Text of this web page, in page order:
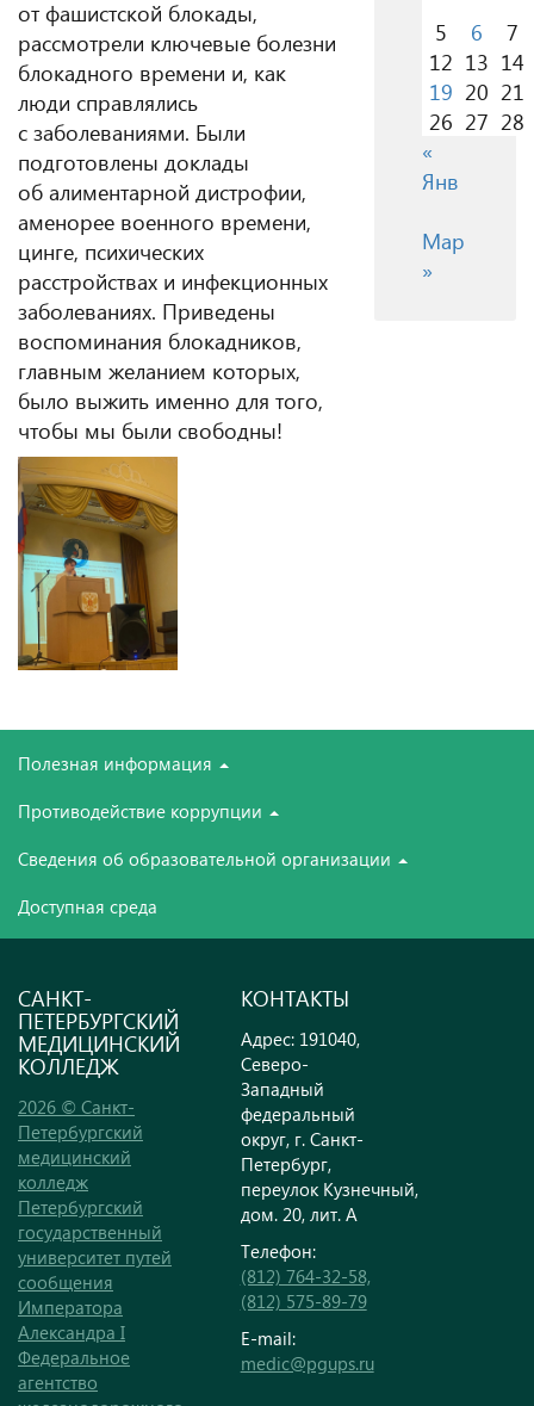
от фашистской блокады,
рассмотрели ключевые болезни
блокадного времени и, как
люди справлялись
с заболеваниями. Были
подготовлены доклады
об алиментарной дистрофии,
аменорее военного времени,
цинге, психических
расстройствах и инфекционных
заболеваниях. Приведены
воспоминания блокадников,
главным желанием которых,
было выжить именно для того,
чтобы мы были свободны!
5 6
7
12 13 14
19 20 21
26 27 28
«
Янв
Мар
»
Полезная информация
Противодействие коррупции
Сведения об образовательной организации
Доступная среда
САНКТ-
ПЕТЕРБУРГСКИЙ
МЕДИЦИНСКИЙ
КОЛЛЕДЖ
2026 © Санкт-
Петербургский
медицинский
колледж
Петербургский
государственный
университет путей
сообщения
Императора
Александра I
Федеральное
агентство
КОНТАКТЫ
Адрес: 191040,
Северо-
Западный
федеральный
округ, г. Санкт-
Петербург,
переулок Кузнечный,
дом. 20, лит. А
Телефон:
(812) 764-32-58,
(812) 575-89-79
E-mail:
medic@pgups.ru